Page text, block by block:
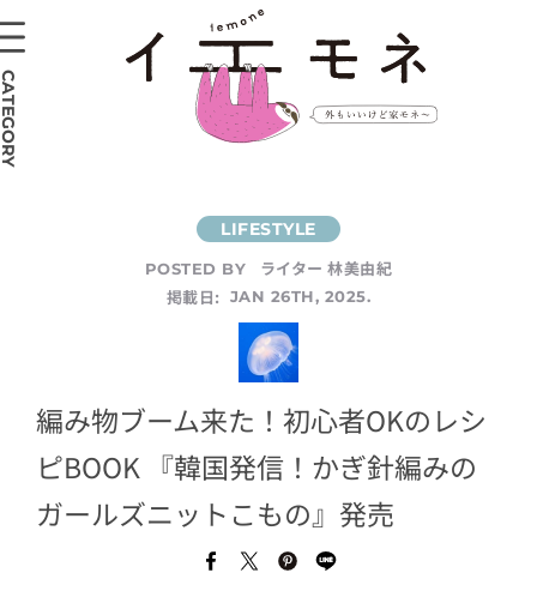
POSTED BY
ライター 林美由紀
掲載日:
JAN 26TH, 2025.
編み物ブーム来た！初心者OKのレシ
ピBOOK 『韓国発信！かぎ針編みの
ガールズニットこもの』発売